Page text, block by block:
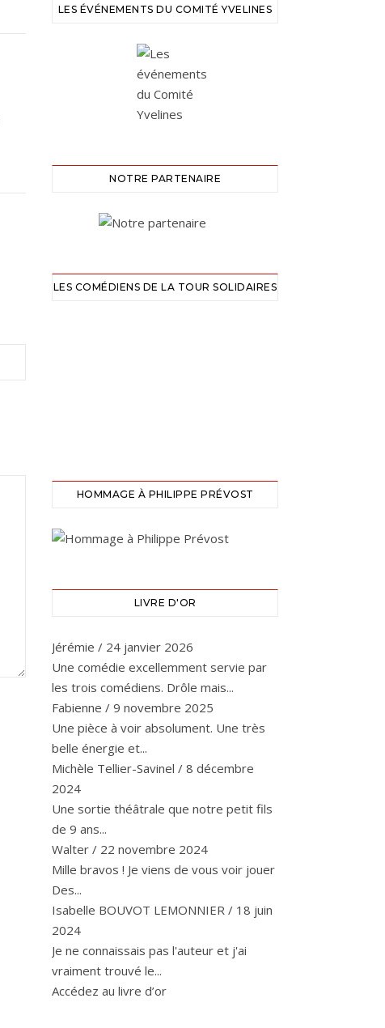
LES ÉVÉNEMENTS DU COMITÉ YVELINES
NOTRE PARTENAIRE
LES COMÉDIENS DE LA TOUR SOLIDAIRES
HOMMAGE À PHILIPPE PRÉVOST
LIVRE D'OR
Jérémie / 24 janvier 2026
Une comédie excellemment servie par
les trois comédiens. Drôle mais...
Fabienne / 9 novembre 2025
Une pièce à voir absolument. Une très
belle énergie et...
Michèle Tellier-Savinel / 8 décembre
2024
Une sortie théâtrale que notre petit fils
de 9 ans...
Walter / 22 novembre 2024
Mille bravos ! Je viens de vous voir jouer
Des...
Isabelle BOUVOT LEMONNIER / 18 juin
2024
Je ne connaissais pas l'auteur et j'ai
vraiment trouvé le...
Accédez au livre d’or